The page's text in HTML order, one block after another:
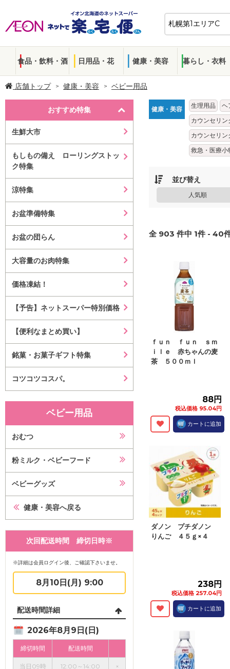
食品・飲料・酒 日用品・花 健康・美容 暮らし・衣料
店舗トップ 健康・美容 ベビー用品
おすすめ特集
生鮮大市
もしもの備え ローリングストッ
ク特集
涼特集
お盆準備特集
お盆の団らん
大容量のお肉特集
価格凍結！
【予告】ネットスーパー特別価格
【便利なまとめ買い】
銘菓・お菓子ギフト特集
コツコツコスパ。
ベビー用品
おむつ
粉ミルク・ベビーフード
ベビーグッズ
健康・美容へ戻る
次回配送時間 締切日時※
※詳細は会員ログイン後、ご確認下さいませ。
8月10日(月) 9:00
配送時間詳細
2026年8月9日(日)
締切時間 配送時間
当日09時 12:00～14:00 ×
健康・美容 生理用品
ヘ
カウンセリ
カウンセリ
救急・医療小
並び替え
人気順
全 903 件中 1件 - 40
ｆｕｎ ｆｕｎ ｓｍ
ｉｌｅ 赤ちゃんの麦
茶 ５００ｍｌ
88円
税込価格 95.04円
カートに追加
ダノン プチダノン
りんご ４５ｇ×４
238円
税込価格 257.04円
カートに追加